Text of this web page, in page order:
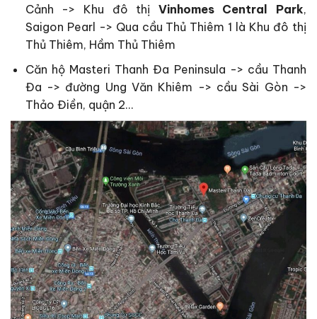
Cảnh -> Khu đô thị Vinhomes Central Park,
Saigon Pearl -> Qua cầu Thủ Thiêm 1 là Khu đô thị
Thủ Thiêm, Hầm Thủ Thiêm
Căn hộ Masteri Thanh Đa Peninsula -> cầu Thanh
Đa -> đường Ung Văn Khiêm -> cầu Sài Gòn ->
Thảo Điền, quận 2…